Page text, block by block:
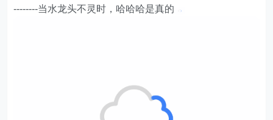
--------当水龙头不灵时，哈哈哈是真的